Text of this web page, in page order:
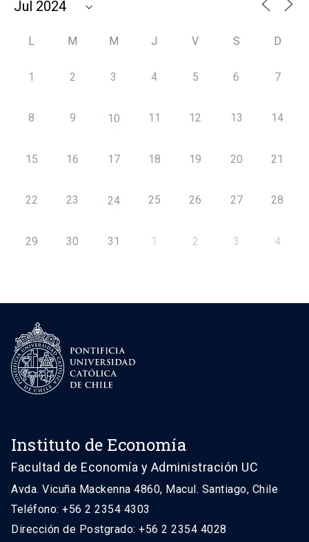
L M M J V S D
1 2 3 4 5 6 7
8 9 10 11 12 13 14
15 16 17 18 19 20 21
22 23 24 25 26 27 28
29 30 31 1 2 3 4
Instituto de Economía
Facultad de Economía y Administración UC
Avda. Vicuña Mackenna 4860, Macul. Santiago, Chile
Teléfono: +56 2 2354 4303
Dirección de Postgrado: +56 2 2354 4028